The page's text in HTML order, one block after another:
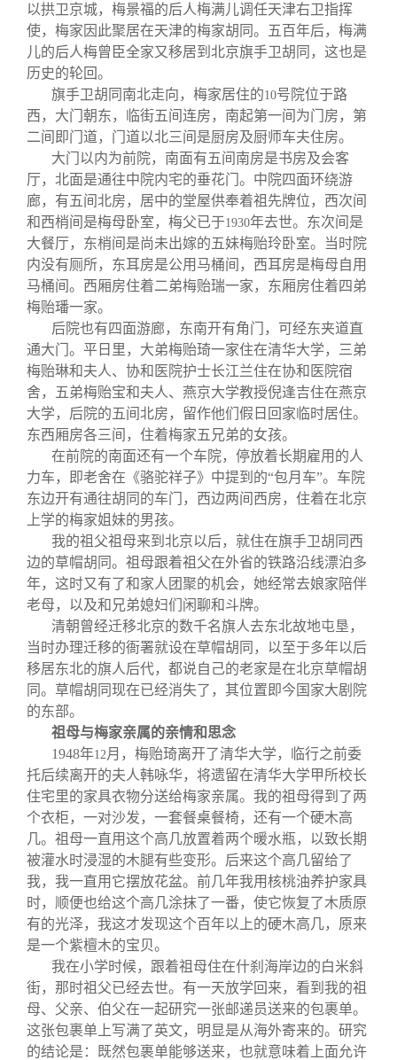
以拱卫京城，梅景福的后人梅满儿调任天津右卫指挥
使，梅家因此聚居在天津的梅家胡同。五百年后，梅满
儿的后人梅曾臣全家又移居到北京旗手卫胡同，这也是
历史的轮回。
旗手卫胡同南北走向，梅家居住的10号院位于路
西，大门朝东，临街五间连房，南起第一间为门房，第
二间即门道，门道以北三间是厨房及厨师车夫住房。
大门以内为前院，南面有五间南房是书房及会客
厅，北面是通往中院内宅的垂花门。中院四面环绕游
廊，有五间北房，居中的堂屋供奉着祖先牌位，西次间
和西梢间是梅母卧室，梅父已于1930年去世。东次间是
大餐厅，东梢间是尚未出嫁的五妹梅贻玲卧室。当时院
内没有厕所，东耳房是公用马桶间，西耳房是梅母自用
马桶间。西厢房住着二弟梅贻瑞一家，东厢房住着四弟
梅贻璠一家。
后院也有四面游廊，东南开有角门，可经东夹道直
通大门。平日里，大弟梅贻琦一家住在清华大学，三弟
梅贻琳和夫人、协和医院护士长江兰住在协和医院宿
舍，五弟梅贻宝和夫人、燕京大学教授倪逢吉住在燕京
大学，后院的五间北房，留作他们假日回家临时居住。
东西厢房各三间，住着梅家五兄弟的女孩。
在前院的南面还有一个车院，停放着长期雇用的人
力车，即老舍在《骆驼祥子》中提到的“包月车”。车院
东边开有通往胡同的车门，西边两间西房，住着在北京
上学的梅家姐妹的男孩。
我的祖父祖母来到北京以后，就住在旗手卫胡同西
边的草帽胡同。祖母跟着祖父在外省的铁路沿线漂泊多
年，这时又有了和家人团聚的机会，她经常去娘家陪伴
老母，以及和兄弟媳妇们闲聊和斗牌。
清朝曾经迁移北京的数千名旗人去东北故地屯垦，
当时办理迁移的衙署就设在草帽胡同，以至于多年以后
移居东北的旗人后代，都说自己的老家是在北京草帽胡
同。草帽胡同现在已经消失了，其位置即今国家大剧院
的东部。
祖母与梅家亲属的亲情和思念
1948年12 月，梅贻琦离开了清华大学，临行之前委
托后续离开的夫人韩咏华，将遗留在清华大学甲所校长
住宅里的家具衣物分送给梅家亲属。我的祖母得到了两
个衣柜，一对沙发，一套餐桌餐椅，还有一个硬木高
几。祖母一直用这个高几放置着两个暖水瓶，以致长期
被灌水时浸湿的木腿有些变形。后来这个高几留给了
我，我一直用它摆放花盆。前几年我用核桃油养护家具
时，顺便也给这个高几涂抹了一番，使它恢复了木质原
有的光泽，我这才发现这个百年以上的硬木高几，原来
是一个紫檀木的宝贝。
我在小学时候，跟着祖母住在什刹海岸边的白米斜
街，那时祖父已经去世。有一天放学回来，看到我的祖
母、父亲、伯父在一起研究一张邮递员送来的包裹单。
这张包裹单上写满了英文，明显是从海外寄来的。研究
的结论是：既然包裹单能够送来，也就意味着上面允许